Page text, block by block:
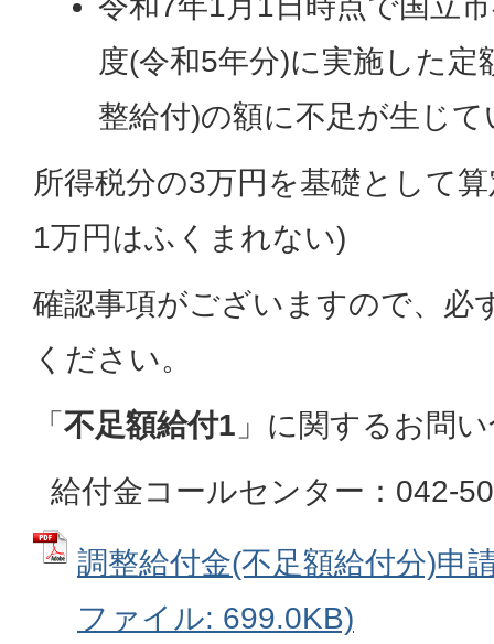
度(令和5年分)に実施した定
整給付)の額に不足が生じて
所得税分の3万円を基礎として
1万円はふくまれない)
確認事項がございますので、必
ください。
「 不足額給付1 」に関するお問
給付金コールセンター：042-
調整給付金(不足額給付分)申
ファイル: 699.0KB)